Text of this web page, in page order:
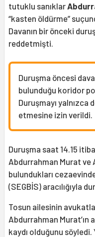
tutuklu sanıklar
“kasten öldürme”
Davanın bir önceki
reddetmişti.
Duruşma öncesi
bulunduğu koridor
Duruşmayı
etmesine izin verildi.
Duruşma saat 14.15
Abdurrahman Murat ve
bulundukları
(SEGBİS) aracılığıyla
Tosun ailesinin
Abdurrahman Murat’ın
kaydı olduğunu